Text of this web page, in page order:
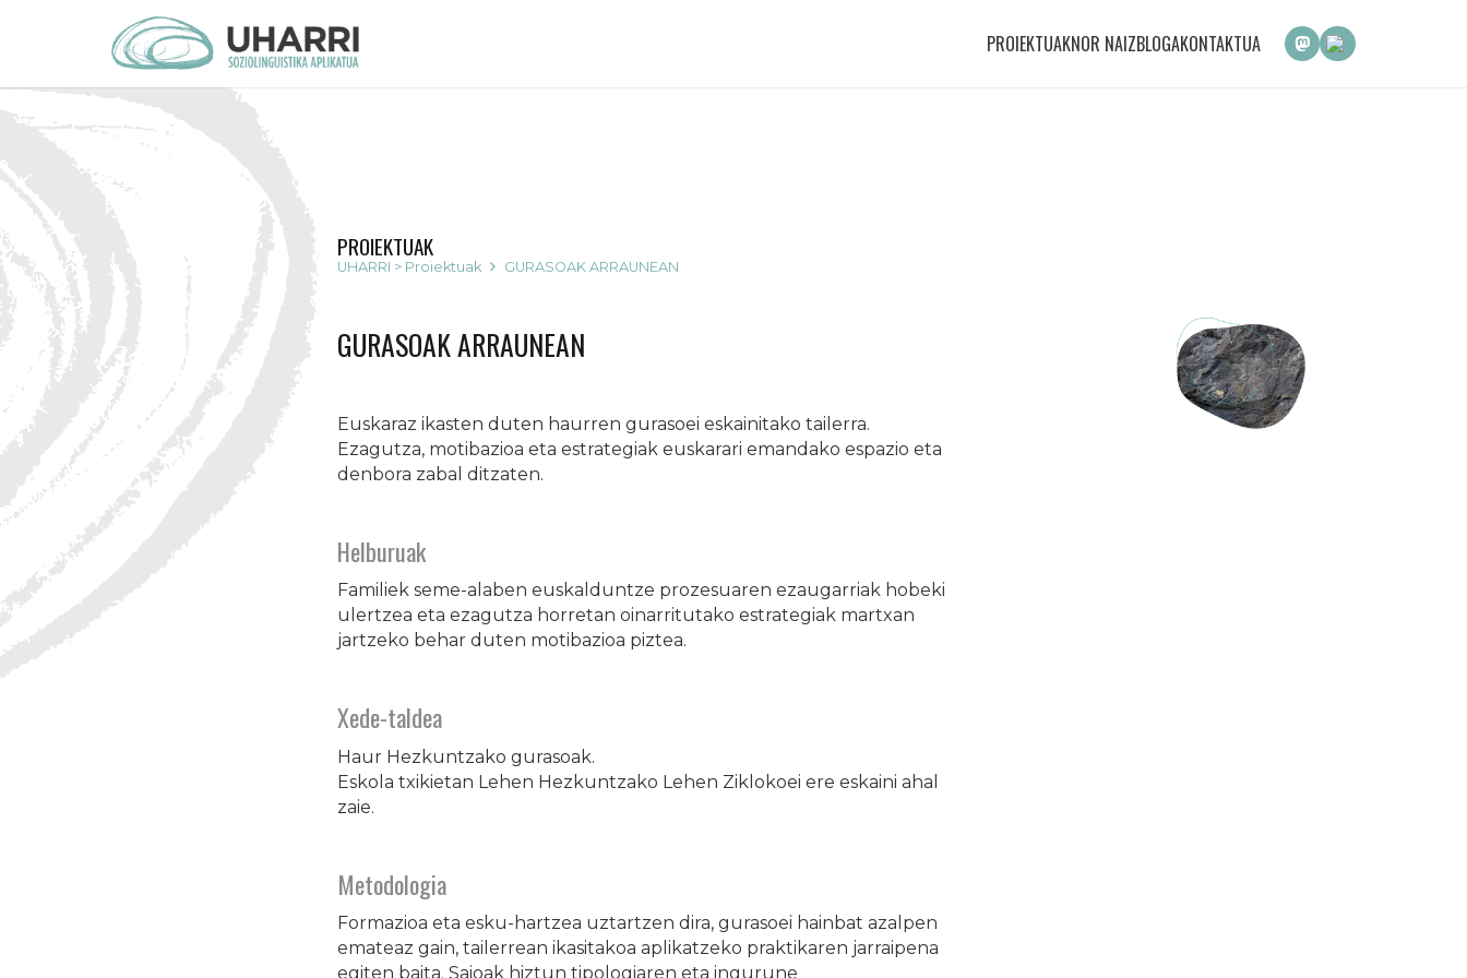
PROIEKTUAKNOR NAIZBLOGAKONTAKTUA
PROIEKTUAK
UHARRI > Proiektuak GURASOAK ARRAUNEAN
GURASOAK ARRAUNEAN
Euskaraz ikasten duten haurren gurasoei eskainitako tailerra.
Ezagutza, motibazioa eta estrategiak euskarari emandako espazio eta
denbora zabal ditzaten.
Helburuak
Familiek seme-alaben euskalduntze prozesuaren ezaugarriak hobeki
ulertzea eta ezagutza horretan oinarritutako estrategiak martxan
jartzeko behar duten motibazioa piztea.
Xede-taldea
Haur Hezkuntzako gurasoak.
Eskola txikietan Lehen Hezkuntzako Lehen Ziklokoei ere eskaini ahal
zaie.
Metodologia
Formazioa eta esku-hartzea uztartzen dira, gurasoei hainbat azalpen
emateaz gain, tailerrean ikasitakoa aplikatzeko praktikaren jarraipena
egiten baita. Saioak hiztun tipologiaren eta ingurune